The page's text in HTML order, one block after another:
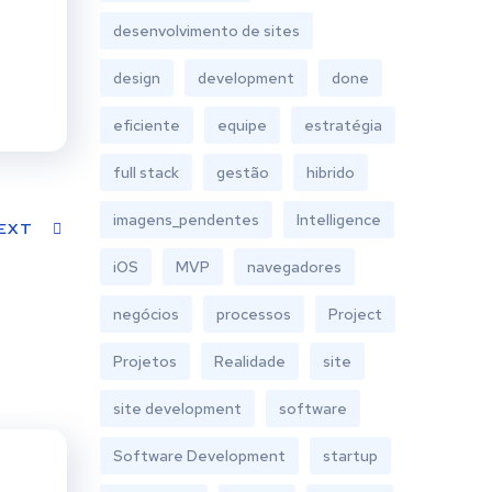
desenvolvimento de sites
design development done
eficiente equipe estratégia
full stack gestão hibrido
imagens_pendentes Intelligence
iOS MVP navegadores
negócios processos Project
Projetos Realidade site
site development software
Software Development startup